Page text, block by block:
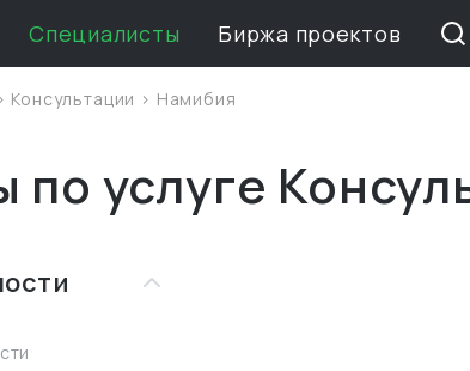
Специалисты Биржа проектов
> Консультации > Намибия
по услуге